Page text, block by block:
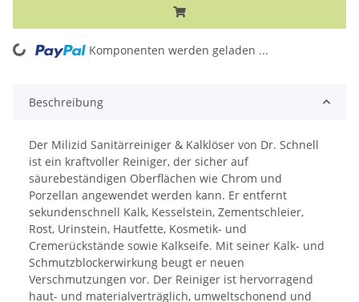
Loading... Komponenten werden geladen ...
Beschreibung
Der Milizid Sanitärreiniger & Kalklöser von Dr. Schnell
ist ein kraftvoller Reiniger, der sicher auf
säurebeständigen Oberflächen wie Chrom und
Porzellan angewendet werden kann. Er entfernt
sekundenschnell Kalk, Kesselstein, Zementschleier,
Rost, Urinstein, Hautfette, Kosmetik- und
Cremerückstände sowie Kalkseife. Mit seiner Kalk- und
Schmutzblockerwirkung beugt er neuen
Verschmutzungen vor. Der Reiniger ist hervorragend
haut- und materialverträglich, umweltschonend und